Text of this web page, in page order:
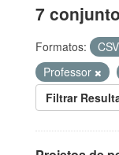
7
Formatos: CSV
Professor
Filtrar